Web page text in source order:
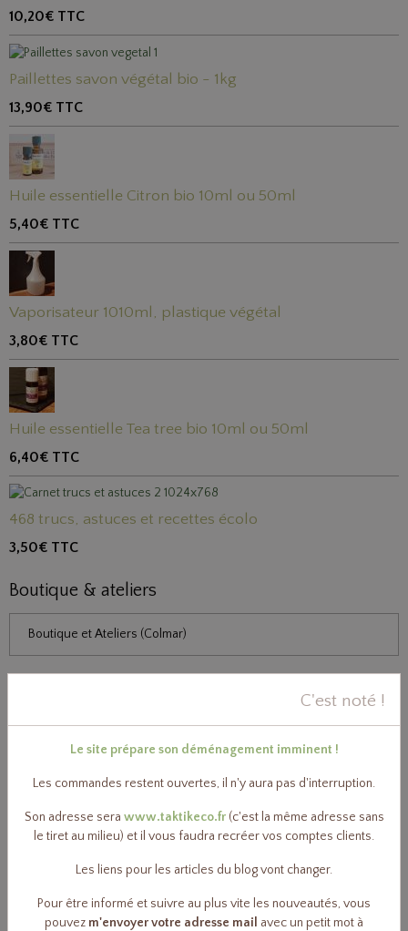
10,20€ TTC
Paillettes savon végétal bio - 1kg
13,90€ TTC
Huile essentielle Citron bio 10ml ou 50ml
5,40€ TTC
Vaporisateur 1010ml, plastique végétal
3,80€ TTC
Huile essentielle Tea tree bio 10ml ou 50ml
6,40€ TTC
468 trucs, astuces et recettes écolo
3,50€ TTC
Boutique & ateliers
Boutique et Ateliers (Colmar)
Ma poudre pour le lave-vaisselle
C'est noté !
Le site prépare son déménagement imminent !
Les commandes restent ouvertes, il n'y aura pas d'interruption.
Son adresse sera www.taktikeco.fr (c'est la même adresse sans
le tiret au milieu) et il vous faudra recréer vos comptes clients.
Les liens pour les articles du blog vont changer.
Pour être informé et suivre au plus vite les nouveautés, vous
pouvez m'envoyer votre adresse mail avec un petit mot à